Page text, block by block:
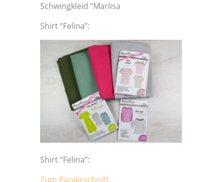
Schwingkleid “Marlisa
Shirt “Felina”:
Shirt “Felina”:
Zum Papierschnitt